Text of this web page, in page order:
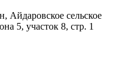
Айдаровское сельское
5, участок 8, стр. 1